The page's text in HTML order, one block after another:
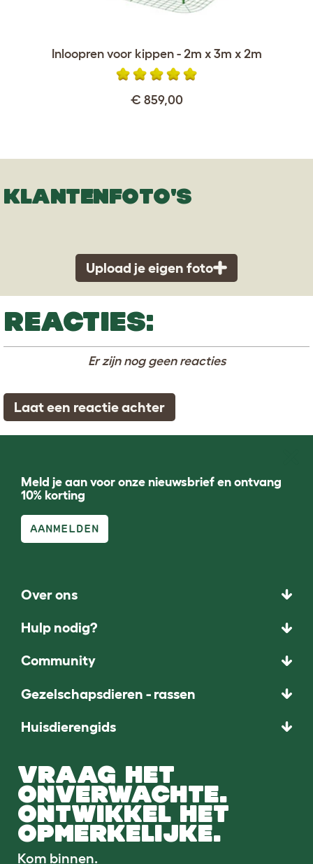
Inloopren voor kippen - 2m x 3m x 2m
€ 859,00
KLANTENFOTO'S
Upload je eigen foto
REACTIES:
Er zijn nog geen reacties
Laat een reactie achter
Meld je aan voor onze nieuwsbrief en ontvang
10% korting
AANMELDEN
Over ons
Hulp nodig?
Community
Gezelschapsdieren - rassen
Huisdierengids
VRAAG HET
ONVERWACHTE.
ONTWIKKEL HET
OPMERKELIJKE.
Kom binnen.